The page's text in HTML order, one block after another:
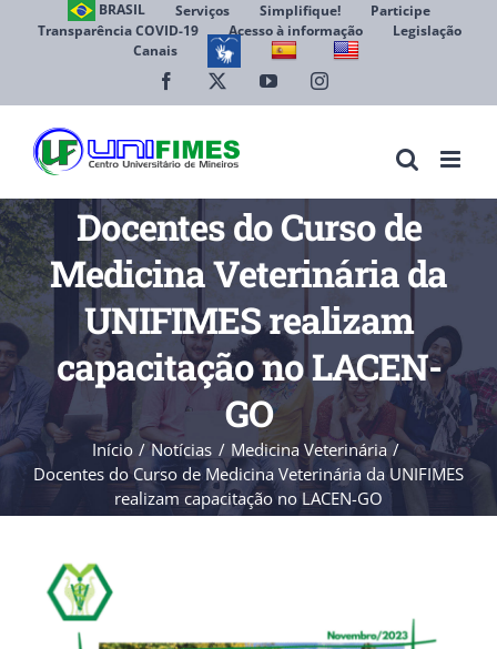
BRASIL Serviços Simplifique!
Participe
Transparência COVID-19
Acesso à informação
Legislação
Canais
Facebook YouTubeInstagram
Docentes do Curso de
Medicina Veterinária da
UNIFIMES realizam
capacitação no LACEN-
GO
Início Notícias
Medicina Veterinária
Docentes do Curso de Medicina Veterinária da UNIFIMES
realizam capacitação no LACEN-GO
View
Larger
Image